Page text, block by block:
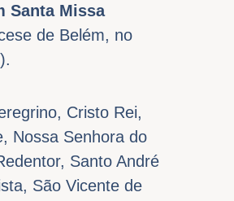
Santa Missa
de Belém, no
).
Cristo Rei,
Nossa Senhora do
Santo André
São Vicente de